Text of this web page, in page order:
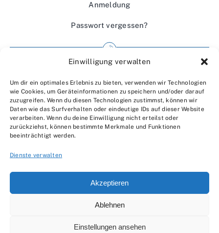
Einwilligung verwalten
Um dir ein optimales Erlebnis zu bieten, verwenden wir Technologien
wie Cookies, um Geräteinformationen zu speichern und/oder darauf
zuzugreifen. Wenn du diesen Technologien zustimmst, können wir
Daten wie das Surfverhalten oder eindeutige IDs auf dieser Website
verarbeiten. Wenn du deine Einwilligung nicht erteilst oder
zurückziehst, können bestimmte Merkmale und Funktionen
beeinträchtigt werden.
Dienste verwalten
Akzeptieren
Ablehnen
Einstellungen ansehen
Anmeldung
Passwort vergessen?
Wir über uns
Kontakt
Datenschutzerklärung
© 2007 - 2026 •by Moveco